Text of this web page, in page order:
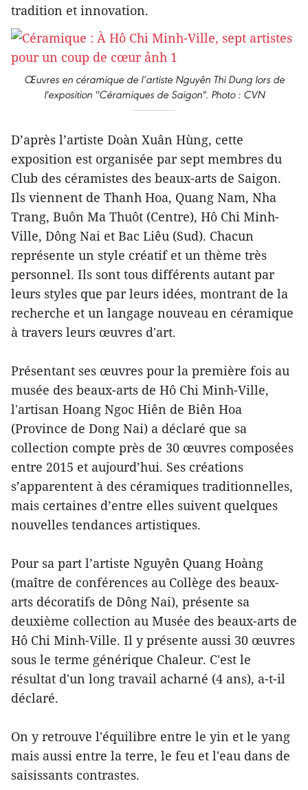
tradition et innovation.
Œuvres en céramique de l’artiste Nguyên Thi Dung lors de
l'exposition ''Céramiques de Saigon". Photo : CVN
D’après l’artiste Doàn Xuân Hùng, cette
exposition est organisée par sept membres du
Club des céramistes des beaux-arts de Saigon.
Ils viennent de Thanh Hoa, Quang Nam, Nha
Trang, Buôn Ma Thuôt (Centre), Hô Chi Minh-
Ville, Dông Nai et Bac Liêu (Sud). Chacun
représente un style créatif et un thème très
personnel. Ils sont tous différents autant par
leurs styles que par leurs idées, montrant de la
recherche et un langage nouveau en céramique
à travers leurs œuvres d'art.
Présentant ses œuvres pour la première fois au
musée des beaux-arts de Hô Chi Minh-Ville,
l'artisan Hoang Ngoc Hiên de Biên Hoa
(Province de Dong Nai) a déclaré que sa
collection compte près de 30 œuvres composées
entre 2015 et aujourd’hui. Ses créations
s’apparentent à des céramiques traditionnelles,
mais certaines d’entre elles suivent quelques
nouvelles tendances artistiques.
Pour sa part l’artiste Nguyên Quang Hoàng
(maître de conférences au Collège des beaux-
arts décoratifs de Dông Nai), présente sa
deuxième collection au Musée des beaux-arts de
Hô Chi Minh-Ville. Il y présente aussi 30 œuvres
sous le terme générique Chaleur. C'est le
résultat d'un long travail acharné (4 ans), a-t-il
déclaré.
On y retrouve l'équilibre entre le yin et le yang
mais aussi entre la terre, le feu et l'eau dans de
saisissants contrastes.